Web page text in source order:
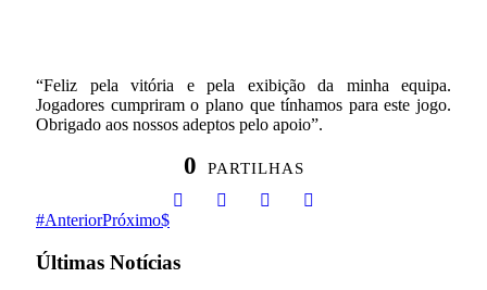
“Feliz pela vitória e pela exibição da minha equipa.
Jogadores cumpriram o plano que tínhamos para este jogo.
Obrigado aos nossos adeptos pelo apoio”.
0 PARTILHAS
AnteriorPróximo
Últimas Notícias